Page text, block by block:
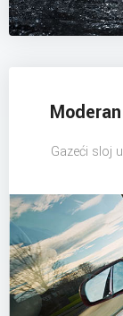
Gazeći sloj